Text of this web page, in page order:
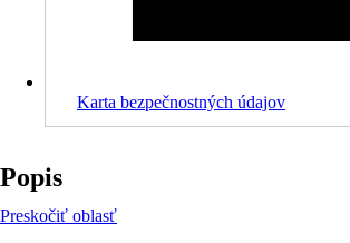
Karta bezpečnostných údajov
Popis
Preskočiť oblasť